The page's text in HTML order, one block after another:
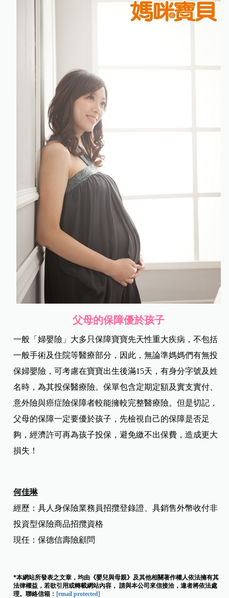
父母的保障優於孩子
一般「婦嬰險」大多只保障寶寶先天性重大疾病，不包括
一般手術及住院等醫療部分，因此，無論準媽媽們有無投
保婦嬰險，可考慮在寶寶出生後滿15天，有身分字號及姓
名時，為其投保醫療險。保單包含定期定額及實支實付、
意外險與癌症險保障者較能擁較完整醫療險。但是切記，
父母的保障一定要優於孩子，先檢視自己的保障是否足
夠，經濟許可再為孩子投保，避免繳不出保費，造成更大
損失！
何佳琳
經歷：具人身保險業務員招攬登錄證 、具銷售外幣收付非
投資型保險商品招攬資格
現任：保德信壽險顧問
*本網站所發表之文章，均由《嬰兒與母親》及其他相關著作權人依法擁有其
法律權益，若欲引用或轉載網站內容， 請與本公司來信接洽，違者將依法處
理。聯絡信箱： [email protected]